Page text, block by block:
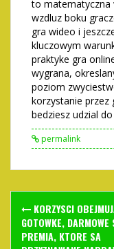
to matematyczna
wzdluz boku
gra wideo i
kluczowym
praktyke gra
wygrana,
poziom
korzystanie przez
bedziesz udzial
permalink
PostKORZYSCI
GOTOWKE, DARMOWE
PREMIA, KTORE SA